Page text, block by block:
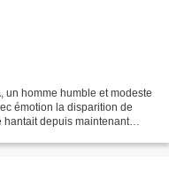
un homme humble et modeste
émotion la disparition de
hantait depuis maintenant